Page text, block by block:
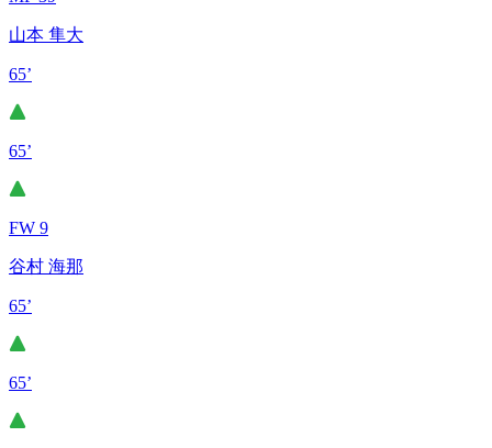
山本 隼大
65’
65’
FW 9
谷村 海那
65’
65’